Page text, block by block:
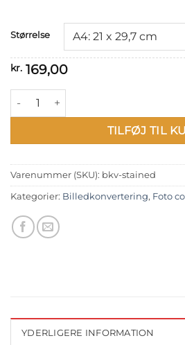
Størrelse
kr. 169,00
Billedkonvertering: Stained antal
TILFØJ TIL
Varenummer (SKU): bkv-stained
Kategorier: Billedkonvertering, Foto
YDERLIGERE INFORMATION